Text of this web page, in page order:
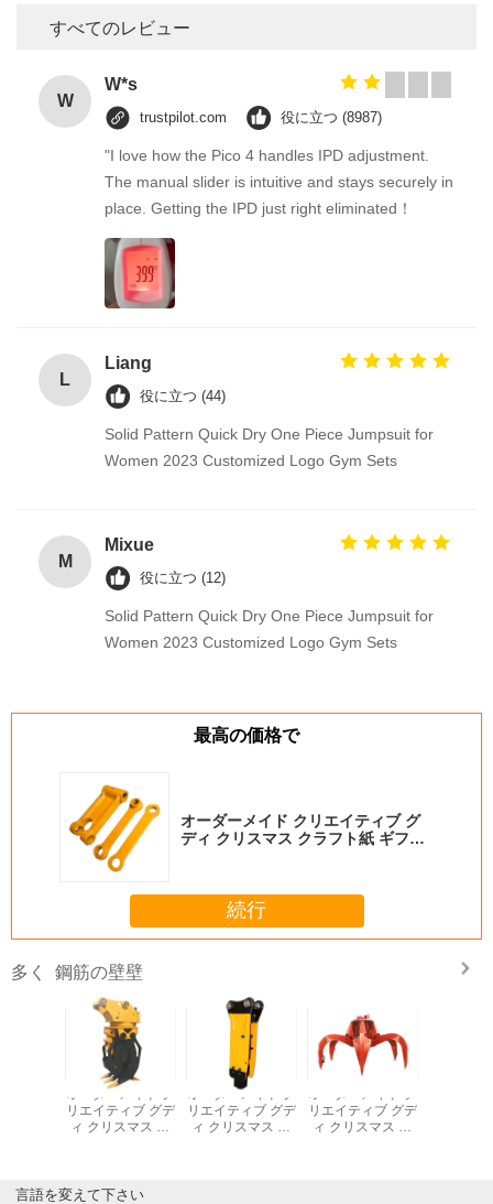
すべてのレビュー
W
W*s
trustpilot.com 役に立つ (8987)
"I love how the Pico 4 handles IPD adjustment.
The manual slider is intuitive and stays securely in
place. Getting the IPD just right eliminated！
L
Liang
役に立つ (44)
Solid Pattern Quick Dry One Piece Jumpsuit for
Women 2023 Customized Logo Gym Sets
M
Mixue
役に立つ (12)
Solid Pattern Quick Dry One Piece Jumpsuit for
Women 2023 Customized Logo Gym Sets
最高の価格で
オーダーメイド クリエイティブ グ
ディ クリスマス クラフト紙 ギフト
続行
多く 鋼筋の壁壁
自分の
オーダーメイド ク
リエイティブ グデ
ィ クリスマス ク
ィのための自分の
オーダーメイド ク
リエイティブ グデ
ィ クリスマス ク
オーダーメイド ク
リエイティブ グデ
ィ クリスマス ク
言語を変えて下さい